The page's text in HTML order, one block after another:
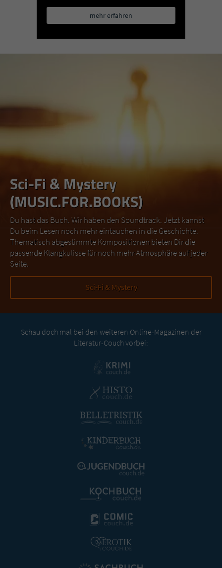
mehr erfahren
Sci-Fi & Mystery
(MUSIC.FOR.BOOKS)
Du hast das Buch. Wir haben den Soundtrack. Jetzt kannst
Du beim Lesen noch mehr eintauchen in die Geschichte.
Thematisch abgestimmte Kompositionen bieten Dir die
passende Klangkulisse für noch mehr Atmosphäre auf jeder
Seite.
Sci-Fi & Mystery
Schau doch mal bei den weiteren Online-Magazinen der
Literatur-Couch vorbei: